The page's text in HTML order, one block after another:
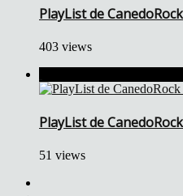
PlayList de
403 views
PlayList de
51 views